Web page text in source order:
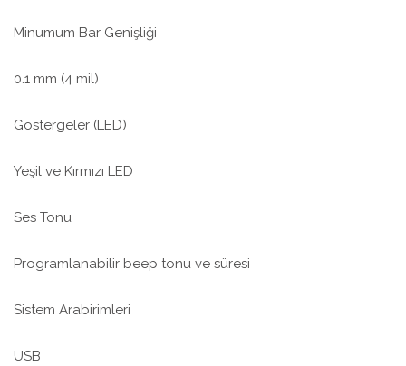
Minumum Bar Genişliği
0.1 mm (4 mil)
Göstergeler (LED)
Yeşil ve Kırmızı LED
Ses Tonu
Programlanabilir beep tonu ve süresi
Sistem Arabirimleri
USB